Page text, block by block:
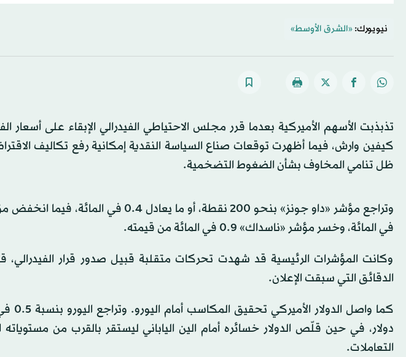
نيويورك: «الشرق الأوسط»
تذبذبت الأسهم الأميركية بعدما قرر مجلس الاحتياطي الفيدرالي الإبقاء على أسعار
كيفين وارش، فيما أظهرت توقعات صناع السياسة النقدية إمكانية رفع تكاليف
ظل تنامي المخاوف بشأن الضغوط التضخمية.
في المائة، وخسر مؤشر «ناسداك» 0.9 في المائة من قيمته.
وكانت المؤشرات الرئيسية قد شهدت تحركات متقلبة قبيل صدور قرار
الدقائق التي سبقت الإعلان.
التعاملات.